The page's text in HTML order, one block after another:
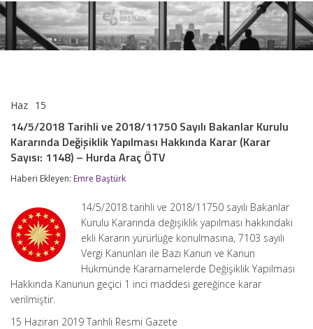
Haz 15
ve
2018/11750
Sayılı
Bakanlar
Kurulu
Yapılması
Hakkında
Karar
(Karar
Sayısı:
1148)
–
ÖTV
14/5/2018 Tarihli ve 2018/11750 Sayılı Bakanlar Kurulu
Kararında Değişiklik Yapılması Hakkında Karar (Karar
Sayısı: 1148) – Hurda Araç ÖTV
Haberi Ekleyen: Emre Baştürk
14/5/2018 tarihli ve 2018/11750 sayılı Bakanlar
Kurulu Kararında değişiklik yapılması hakkındaki
ekli Kararın yürürlüğe konulmasına, 7103 sayılı
Vergi Kanunları ile Bazı Kanun ve Kanun
Hükmünde Kararnamelerde Değişiklik Yapılması
Hakkında Kanunun geçici 1 inci maddesi gereğince karar
verilmiştir.
15 Haziran 2019 Tarihli Resmi Gazete